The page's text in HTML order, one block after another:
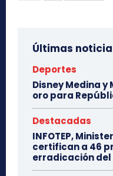
Últimas
Deportes
Disney Medina
oro para
Destacadas
INFOTEP,
certifican a 46
erradicación